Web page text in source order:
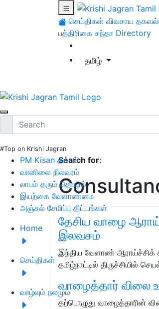
செய்திகள் விவசாய
பத்திரிகை சந்தா Directory
தமிழ்
#Top on Krishi Jagran
PM Kisan திட்டம்
வானிலை நிலவரம்
லாபம் தரும் தொழில்
இயற்கை வேளாண்மை
அஞ்சல் சேமிப்பு திட்டங்கள்
Home
செய்திகள்
வாழ்வும் நலமும்
Search for:
தேசிய வாழை
இலவசம்
இந்திய வேளாண் ஆராய்ச்சிக்
தமிழ்நாட்டில் திருச்சியில்
வாழைத்தார் விலை
தற்பொழுது வாழைத்தாரின்